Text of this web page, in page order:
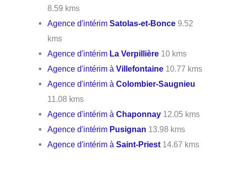
8.59 kms
Agence d'intérimSatolas-et-Bonce 9.52
kms
Agence d'intérim La Verpillière 10 kms
Agence d'intérim àVillefontaine 10.77 kms
Agence d'intérim àColombier-Saugnieu
11.08 kms
Agence d'intérim àChaponnay 12.05 kms
Agence d'intérim Pusignan 13.98 kms
Agence d'intérim àSaint-Priest 14.67 kms